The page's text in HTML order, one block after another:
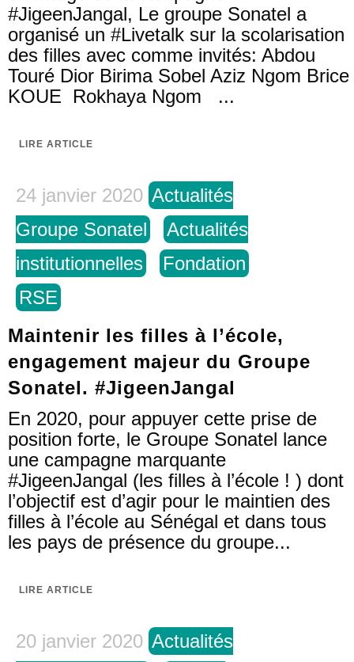
#JigeenJangal, Le groupe Sonatel a
organisé un #Livetalk sur la scolarisation
des filles avec comme invités: Abdou
Touré Dior Birima Sobel Aziz Ngom Brice
KOUE Rokhaya Ngom ...
LIRE ARTICLE
24 janvier 2020 Actualités
Groupe Sonatel
Actualités
institutionnelles
Fondation
RSE
Maintenir les filles à l’école,
engagement majeur du Groupe
Sonatel. #JigeenJangal
En 2020, pour appuyer cette prise de
position forte, le Groupe Sonatel lance
une campagne marquante
#JigeenJangal (les filles à l’école ! ) dont
l’objectif est d’agir pour le maintien des
filles à l’école au Sénégal et dans tous
les pays de présence du groupe...
LIRE ARTICLE
20 janvier 2020 Actualités